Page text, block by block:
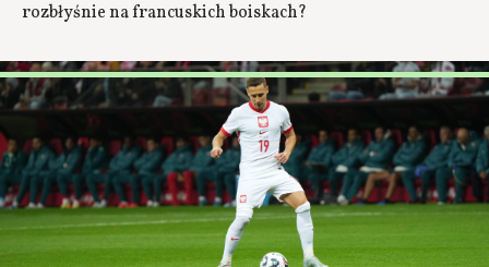
rozbłyśnie na francuskich boiskach?